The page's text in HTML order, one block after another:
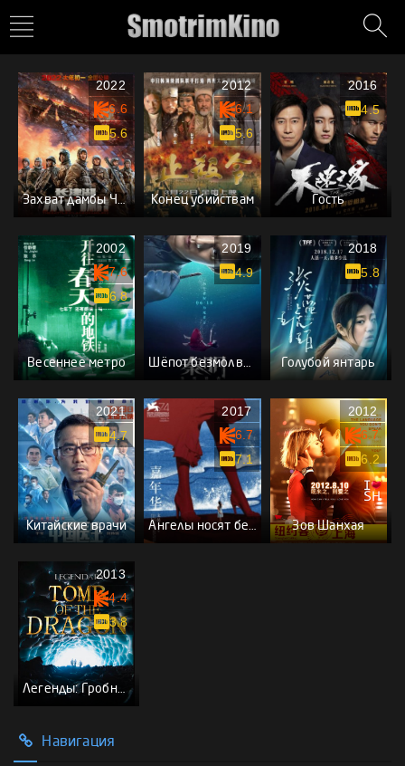
Захват дамбы Чосинского водохранилища
2022
6.6
5.6
Конец убийствам
2012
6.1
5.6
Гость
2016
4.5
Весеннее метро
2002
7.6
6.8
Шёпот безмолвного тела
2019
4.9
Голубой янтарь
2018
5.8
Китайские врачи
2021
4.7
Ангелы носят белое
2017
6.7
7.1
Зов Шанхая
2012
6.7
6.2
Легенды: Гробница дракона
2013
4.4
3.8
Навигация